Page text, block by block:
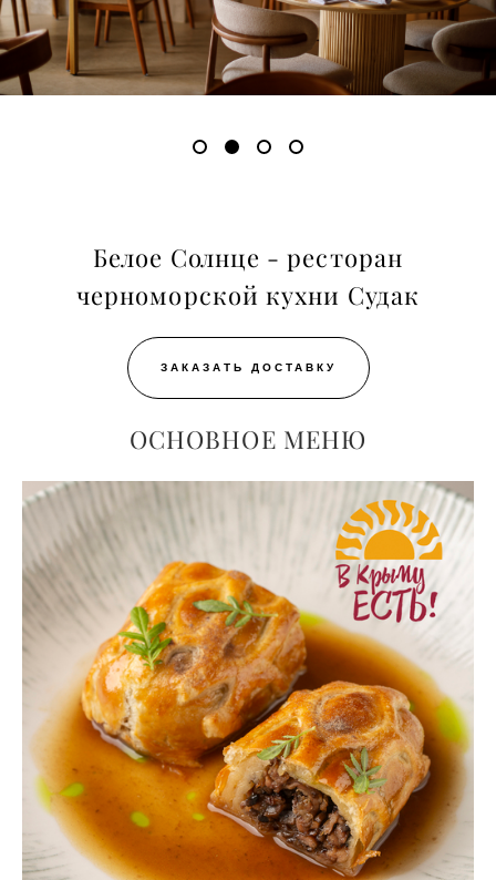
Белое Солнце - ресторан
черноморской кухни Судак
ЗАКАЗАТЬ ДОСТАВКУ
ОСНОВНОЕ МЕНЮ